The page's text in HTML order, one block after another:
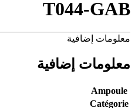
T044-GAB
معلومات إضافية
معلومات إضافية
Ampoule
Catégorie